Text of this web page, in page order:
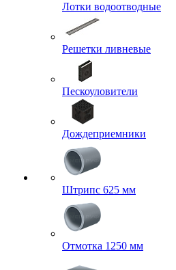
Лотки водоотводные
Решетки ливневые
Пескоуловители
Дождеприемники
Штрипс 625 мм
Отмотка 1250 мм